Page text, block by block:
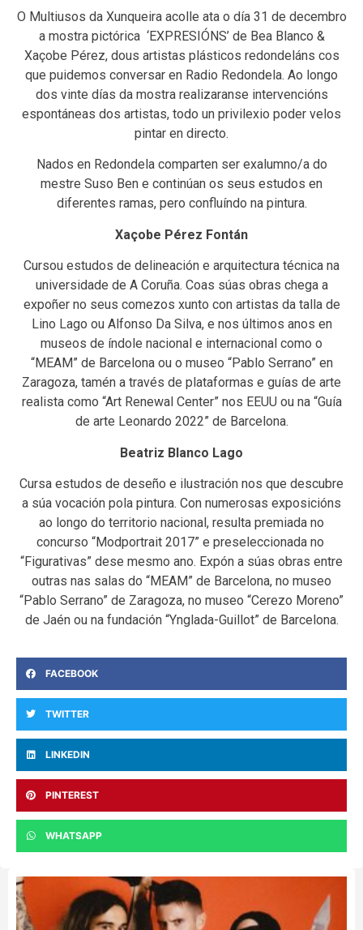
O Multiusos da Xunqueira acolle ata o día 31 de decembro
a mostra pictórica ‘EXPRESIÓNS’ de Bea Blanco &
Xaçobe Pérez, dous artistas plásticos redondeláns cos
que puidemos conversar en Radio Redondela. Ao longo
dos vinte días da mostra realizaranse intervencións
espontáneas dos artistas, todo un privilexio poder velos
pintar en directo.
Nados en Redondela comparten ser exalumno/a do
mestre Suso Ben e continúan os seus estudos en
diferentes ramas, pero confluíndo na pintura.
Xaçobe Pérez Fontán
Cursou estudos de delineación e arquitectura técnica na
universidade de A Coruña. Coas súas obras chega a
expoñer no seus comezos xunto con artistas da talla de
Lino Lago ou Alfonso Da Silva, e nos últimos anos en
museos de índole nacional e internacional como o
“MEAM” de Barcelona ou o museo “Pablo Serrano” en
Zaragoza, tamén a través de plataformas e guías de arte
realista como “Art Renewal Center” nos EEUU ou na “Guía
de arte Leonardo 2022” de Barcelona.
Beatriz Blanco Lago
Cursa estudos de deseño e ilustración nos que descubre
a súa vocación pola pintura. Con numerosas exposicións
ao longo do territorio nacional, resulta premiada no
concurso “Modportrait 2017” e preseleccionada no
“Figurativas” dese mesmo ano. Expón a súas obras entre
outras nas salas do “MEAM” de Barcelona, no museo
“Pablo Serrano” de Zaragoza, no museo “Cerezo Moreno”
de Jaén ou na fundación “Ynglada-Guillot” de Barcelona.
FACEBOOK
TWITTER
LINKEDIN
PINTEREST
WHATSAPP